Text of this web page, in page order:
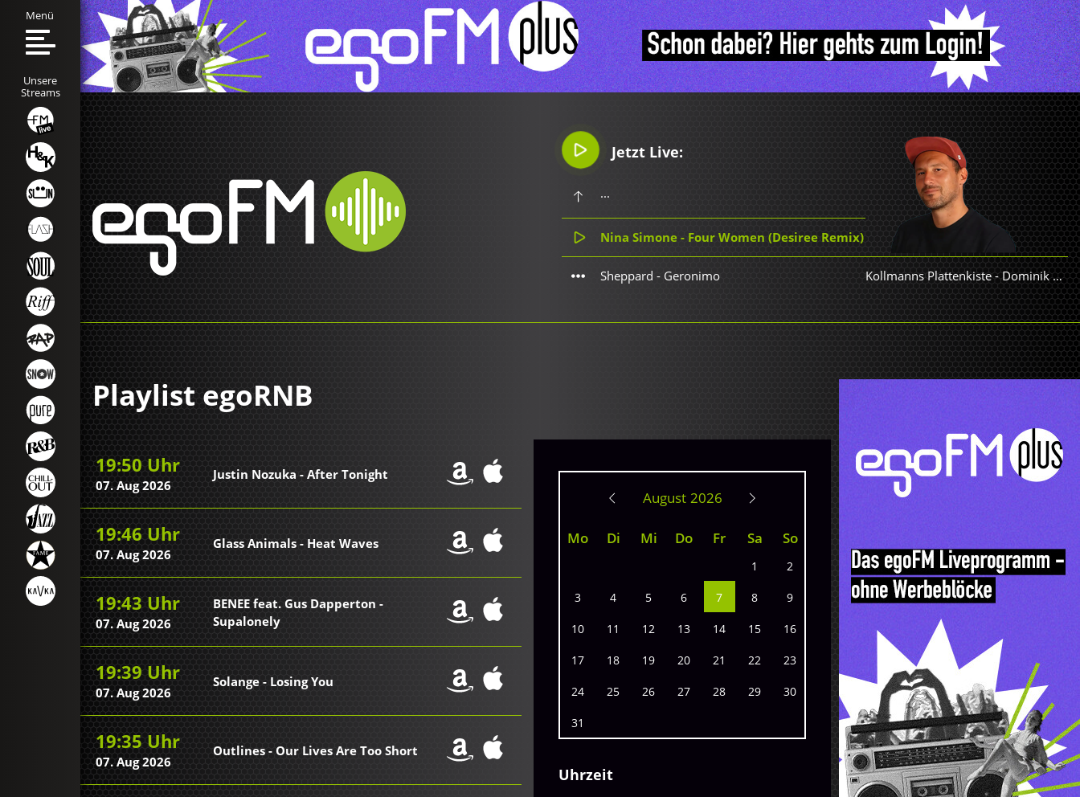
Jetzt Live:
...
Nina Simone - Four Women (Desiree Remix)
Sheppard - Geronimo Kollmanns Plattenkiste-Dominik Kollmann
Menü
Unsere
Streams
Playlist egoRNB
August
Mo Di Mi Do Fr Sa So
1 2
3 4 5 6 7 8 9
10 11 12 13 14 15 16
17 18 19 20 21 22 23
24 25 26 27 28 29 30
31
Uhrzeit
19:50 Uhr
07. Aug 2026
Justin Nozuka - After Tonight
19:46 Uhr
07. Aug 2026
Glass Animals - Heat Waves
19:43 Uhr
07. Aug 2026
BENEE feat. Gus Dapperton -
Supalonely
19:39 Uhr
07. Aug 2026
Solange - Losing You
19:35 Uhr
07. Aug 2026
Outlines - Our Lives Are Too Short